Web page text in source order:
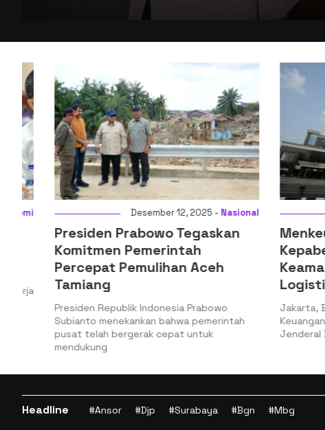
Desember 12, 2025 -Nasional
Presiden Prabowo Tegaskan
Komitmen Pemerintah
Percepat Pemulihan Aceh
Tamiang
Presiden Republik Indonesia Prabowo
Subianto menekankan bahwa pemerintah
pusat telah bergerak cepat untuk
mendukung
Menkeu:
Logistik
Jakarta,
Keuangan
Jenderal Bea
Headline #Ansor #Djp #Surabaya #Bgn #Mbg